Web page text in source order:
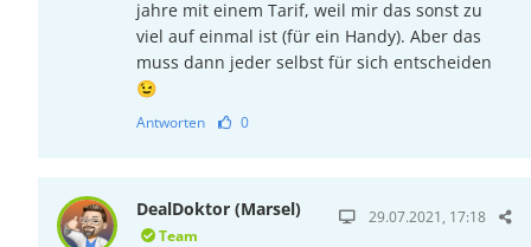
jahre mit einem Tarif, weil mir das sonst zu
viel auf einmal ist (für ein Handy). Aber das
muss dann jeder selbst für sich entscheiden
😉
Antworten 0
DealDoktor (Marsel)
Team
29.07.2021, 17:18